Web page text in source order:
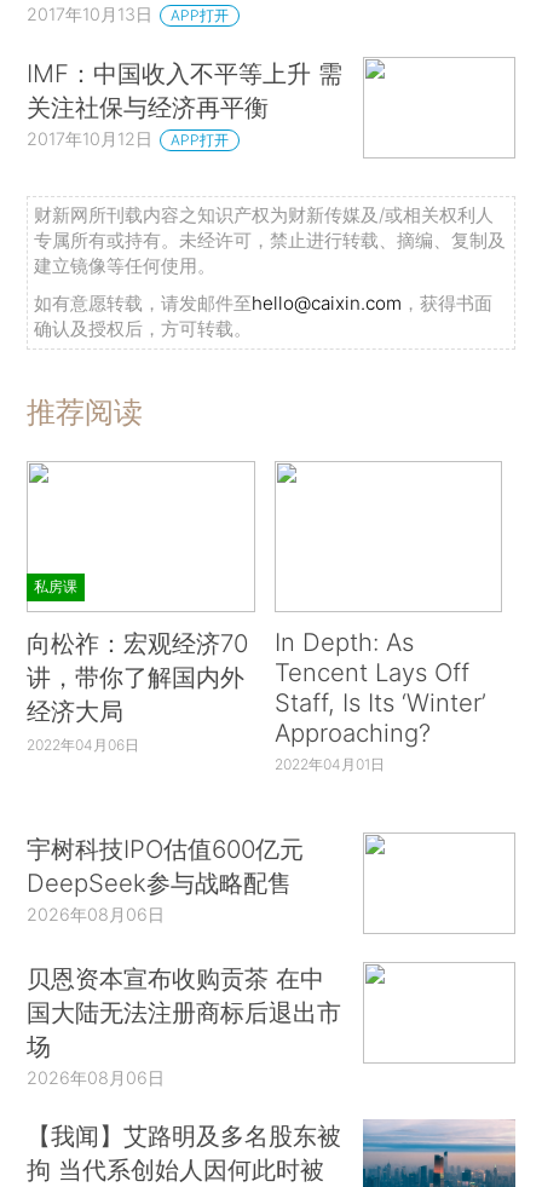
2017年10月13日 APP打开
IMF：中国收入不平等上升 需
关注社保与经济再平衡
2017年10月12日 APP打开
财新网所刊载内容之知识产权为财新传媒及/或相关权利人
专属所有或持有。未经许可，禁止进行转载、摘编、复制及
建立镜像等任何使用。
如有意愿转载，请发邮件至hello@caixin.com ，获得书面
确认及授权后，方可转载。
推荐阅读
私房课
向松祚：宏观经济70
讲，带你了解国内外
经济大局
2022年04月06日
In Depth: As
Tencent Lays Off
Staff, Is Its ‘Winter’
Approaching?
2022年04月01日
宇树科技IPO估值600亿元
DeepSeek参与战略配售
2026年08月06日
贝恩资本宣布收购贡茶 在中
国大陆无法注册商标后退出市
场
2026年08月06日
【我闻】艾路明及多名股东被
拘 当代系创始人因何此时被